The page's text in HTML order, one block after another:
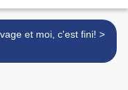
Ravage et moi, c'est fini! >